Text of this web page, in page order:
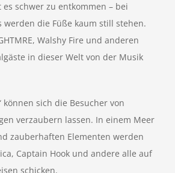
es schwer zu entkommen – bei
werden die Füße kaum still stehen.
Walshy Fire und anderen
in dieser Welt von der Musik
können sich die Besucher von
verzaubern lassen. In einem Meer
zauberhaften Elementen werden
Captain Hook und andere alle auf
schicken.